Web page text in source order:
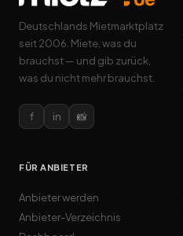
Deutschlands Mietmarktplatz
seit 2006. Miete, was du
brauchst — und gib zurück,
was du nicht mehr brauchst.
f in 📸
FÜR ANBIETER
Anbieter werden
Anbieter-Verzeichnis